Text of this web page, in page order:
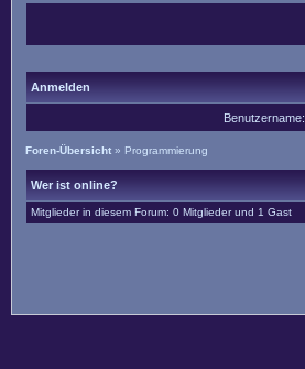
Anmelden
Benutzername:
Foren-Übersicht » Programmierung
Wer ist online?
Mitglieder in diesem Forum: 0 Mitglieder und 1 Gast